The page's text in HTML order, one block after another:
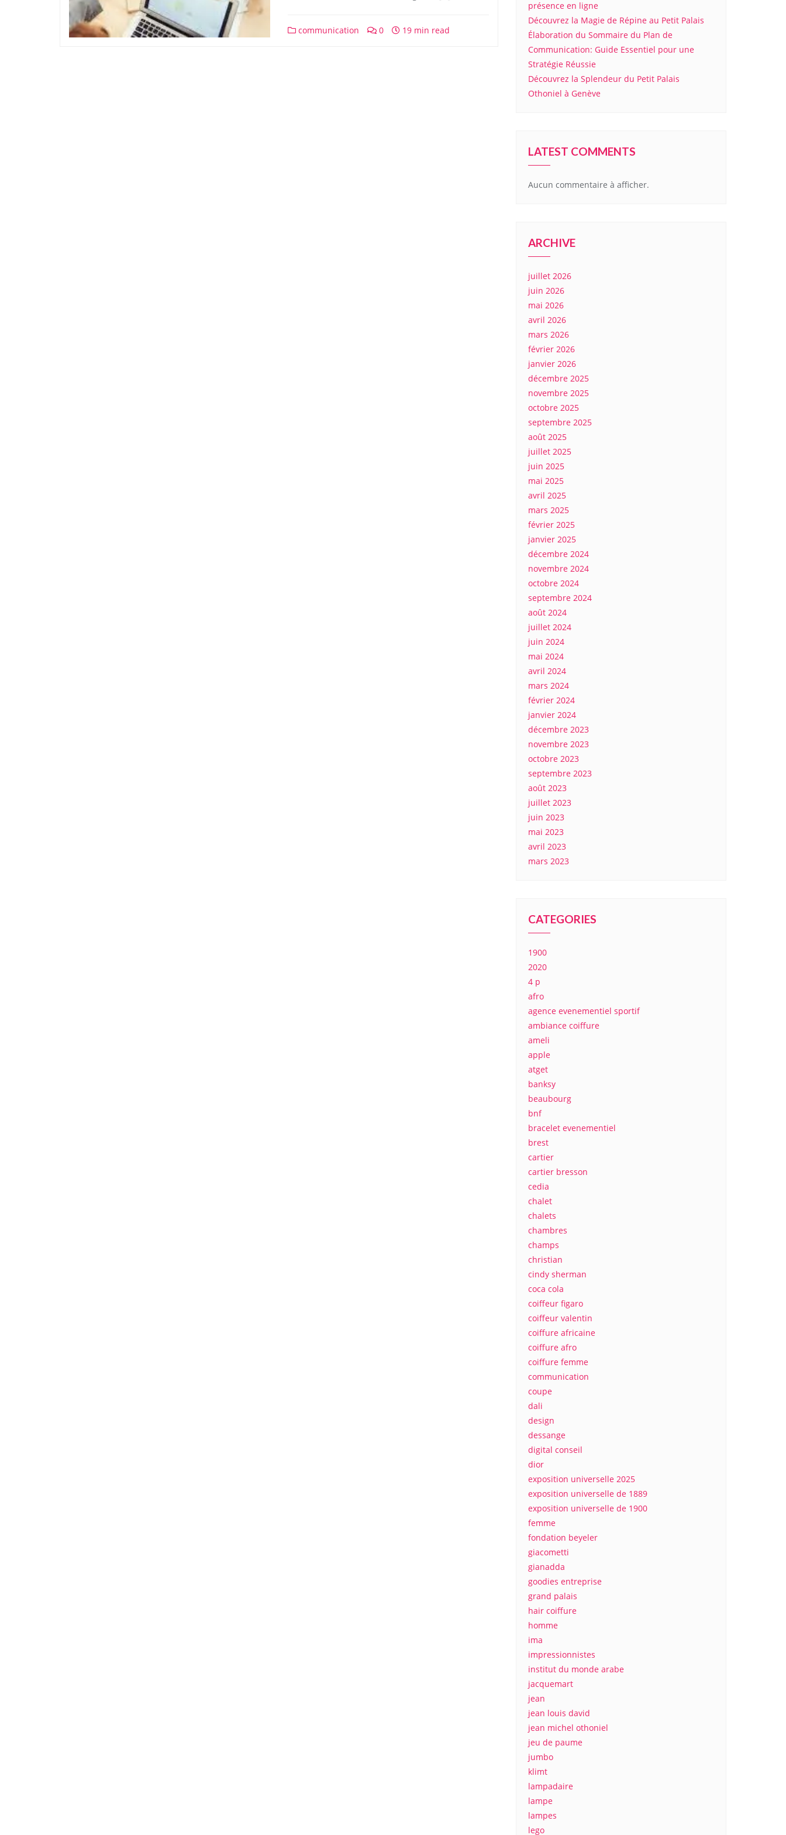
communication 0 19 min read
présence en ligne
Découvrez la Magie de Répine au Petit Palais
Élaboration du Sommaire du Plan de
Communication: Guide Essentiel pour une
Stratégie Réussie
Découvrez la Splendeur du Petit Palais
Othoniel à Genève
LATEST COMMENTS
Aucun commentaire à afficher.
ARCHIVE
juillet 2026
juin 2026
mai 2026
avril 2026
mars 2026
février 2026
janvier 2026
décembre 2025
novembre 2025
octobre 2025
septembre 2025
août 2025
juillet 2025
juin 2025
mai 2025
avril 2025
mars 2025
février 2025
janvier 2025
décembre 2024
novembre 2024
octobre 2024
septembre 2024
août 2024
juillet 2024
juin 2024
mai 2024
avril 2024
mars 2024
février 2024
janvier 2024
décembre 2023
novembre 2023
octobre 2023
septembre 2023
août 2023
juillet 2023
juin 2023
mai 2023
avril 2023
mars 2023
CATEGORIES
1900
2020
4 p
afro
agence evenementiel sportif
ambiance coiffure
ameli
apple
atget
banksy
beaubourg
bnf
bracelet evenementiel
brest
cartier
cartier bresson
cedia
chalet
chalets
chambres
champs
christian
cindy sherman
coca cola
coiffeur figaro
coiffeur valentin
coiffure africaine
coiffure afro
coiffure femme
communication
coupe
dali
design
dessange
digital conseil
dior
exposition universelle 2025
exposition universelle de 1889
exposition universelle de 1900
femme
fondation beyeler
giacometti
gianadda
goodies entreprise
grand palais
hair coiffure
homme
ima
impressionnistes
institut du monde arabe
jacquemart
jean
jean louis david
jean michel othoniel
jeu de paume
jumbo
klimt
lampadaire
lampe
lampes
lego